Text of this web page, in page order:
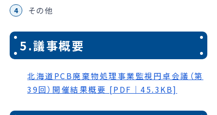
その他
5.議事概要
北海道PCB廃棄物処理事業監視円卓会議（第
39回）開催結果概要 [PDF｜45.3KB]